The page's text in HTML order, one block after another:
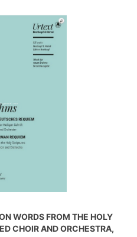
WORDS FROM THE HOLY
CHOIR AND ORCHESTRA,